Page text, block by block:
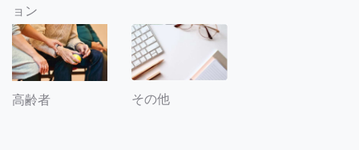
ョン
高齢者 その他